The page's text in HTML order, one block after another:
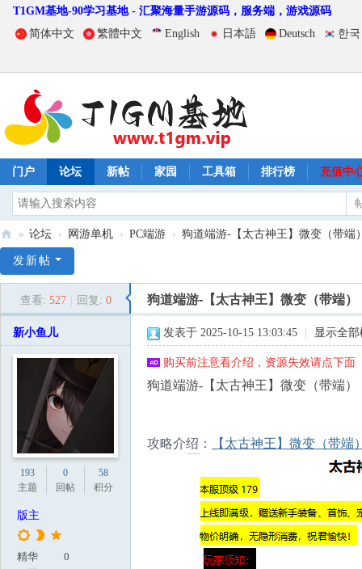
T1GM基地-90学习基地 - 汇聚海量手游源码，服务端，游戏源码
简体中文
繁體中文 English 日本語 Deutsch 한
门户 论坛 新帖 家园 工具箱 排行榜 充值中
1
» 论坛 › 网游单机 › PC端游 › 狗道端游-【太古神王】微变（带端
发新帖
查看: 527 回复: 0 狗道端游-【太古神王】微变（带端）
新小鱼儿
193
主题
0
回帖
58
积分
版主
精华
0
发表于 2025-10-15 13:03:45 显示全
购买前注意看介绍，资源失效请点下
狗道端游-【太古神王】微变（带端）
攻略介绍： 【太古神王】微变（带端